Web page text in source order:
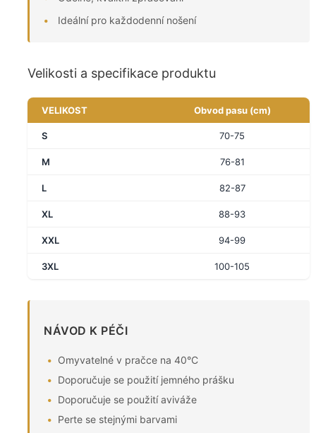
Ideální pro každodenní nošení
Velikosti a specifikace produktu
VELIKOST Obvod pasu (cm)
S 70-75
M 76-81
L 82-87
XL 88-93
XXL 94-99
3XL 100-105
NÁVOD K PÉČI
Omyvatelné v pračce na 40°C
Doporučuje se použití jemného prášku
Doporučuje se použití aviváže
Perte se stejnými barvami